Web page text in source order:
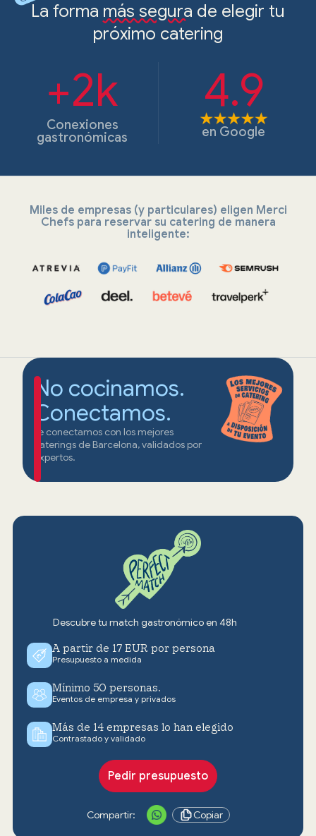
La forma más segura de elegir tu
próximo catering
+2k
Conexiones
gastronómicas
4.9
en Google
Miles de empresas (y particulares) eligen Merci
Chefs para reservar su catering de manera
inteligente:
No cocinamos.
Conectamos.
Te conectamos con los mejores
caterings de Barcelona, validados por
expertos.
Descubre tu match gastronómico en 48h
A partir de 17 EUR por persona
Presupuesto a medida
Mínimo 50 personas.
Eventos de empresa y privados
Más de 14 empresas lo han elegido
Contrastado y validado
Pedir presupuesto
Compartir: Copiar